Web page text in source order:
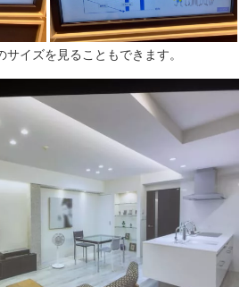
イズを見ることもできます。